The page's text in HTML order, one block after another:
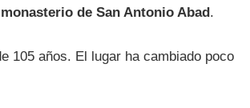
monasterio de San Antonio Abad.
105 años. El lugar ha cambiado poco